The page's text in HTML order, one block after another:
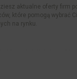
aktualne oferty firm
które pomogą wybrać
na rynku.